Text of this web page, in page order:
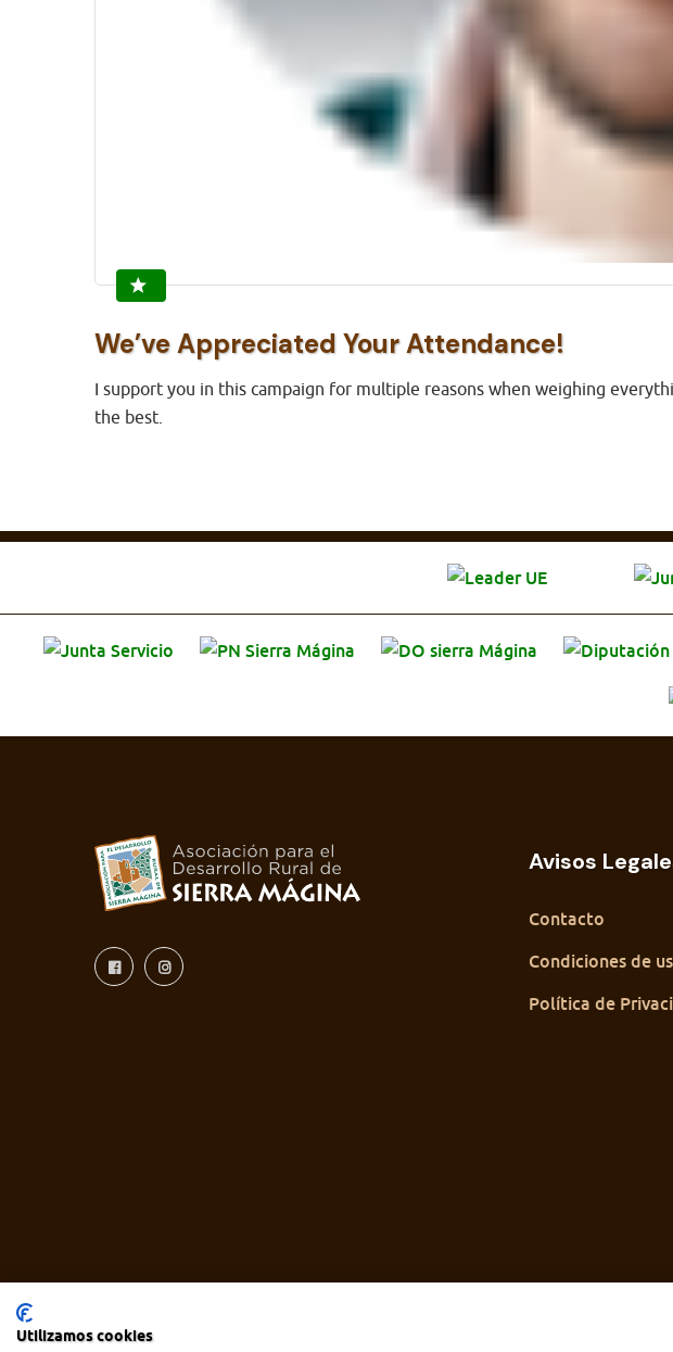
We’ve Appreciated Your Attendance!
I support you in this campaign for multiple reasons when weighing
the best.
Avisos
Contacto
Condiciones de
Política de
Utilizamos cookies